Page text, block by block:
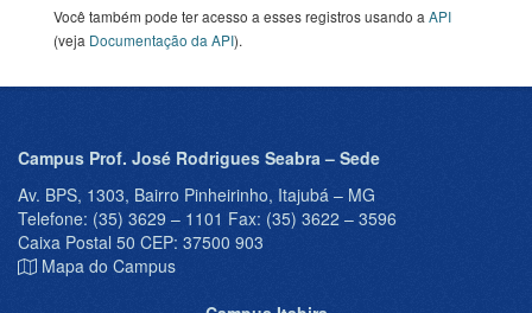
Você também pode ter acesso a esses registros usando a API
(veja Documentação da API).
Campus Prof. José Rodrigues Seabra – Sede
Av. BPS, 1303, Bairro Pinheirinho, Itajubá – MG
Telefone: (35) 3629 – 1101 Fax: (35) 3622 – 3596
Caixa Postal 50 CEP: 37500 903
Mapa do Campus